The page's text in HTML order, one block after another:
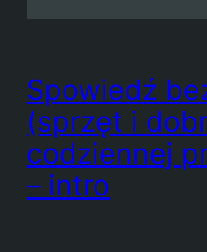
Spowiedź
(sprzęt i
codziennej
– intro